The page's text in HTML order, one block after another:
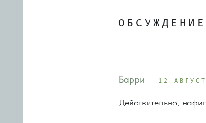
ОБСУЖДЕНИЕ
Барри 12
Действительно,